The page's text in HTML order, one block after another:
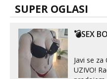
SUPER OGLASI
💣SEX
Javi se za
UZIVO! Radim videopozive, dopisivanja,